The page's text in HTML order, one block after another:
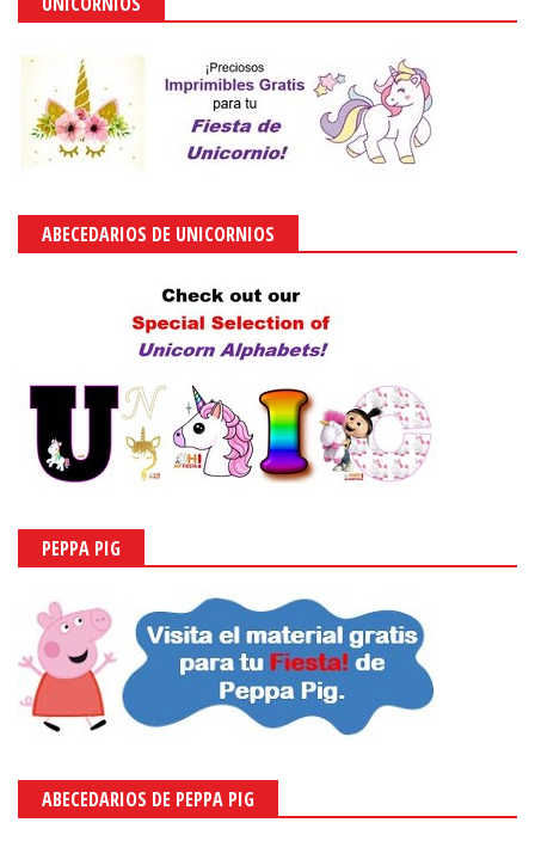
ABECEDARIOS DE UNICORNIOS
PEPPA PIG
ABECEDARIOS DE PEPPA PIG